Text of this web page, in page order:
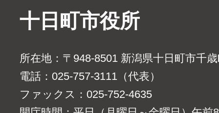
十日町市役所
所在地：〒948-8501 新潟県十日町市千
電話：025-757-3111（代表）
ファックス：025-752-4635